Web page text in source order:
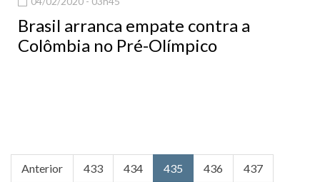
Brasil arranca empate contra a
Colômbia no Pré-Olímpico
Anterior 433 434 435 436 437